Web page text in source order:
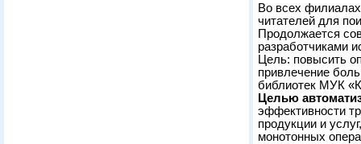
Во всех
читателей для
Продолжается
разработчиками
Цель: повысить
привлечение
библиотек МУК
Целью
эффективности
продукции и
монотонных